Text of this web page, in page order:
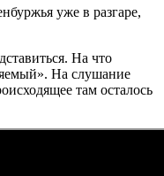
На что
На слушание
там осталось